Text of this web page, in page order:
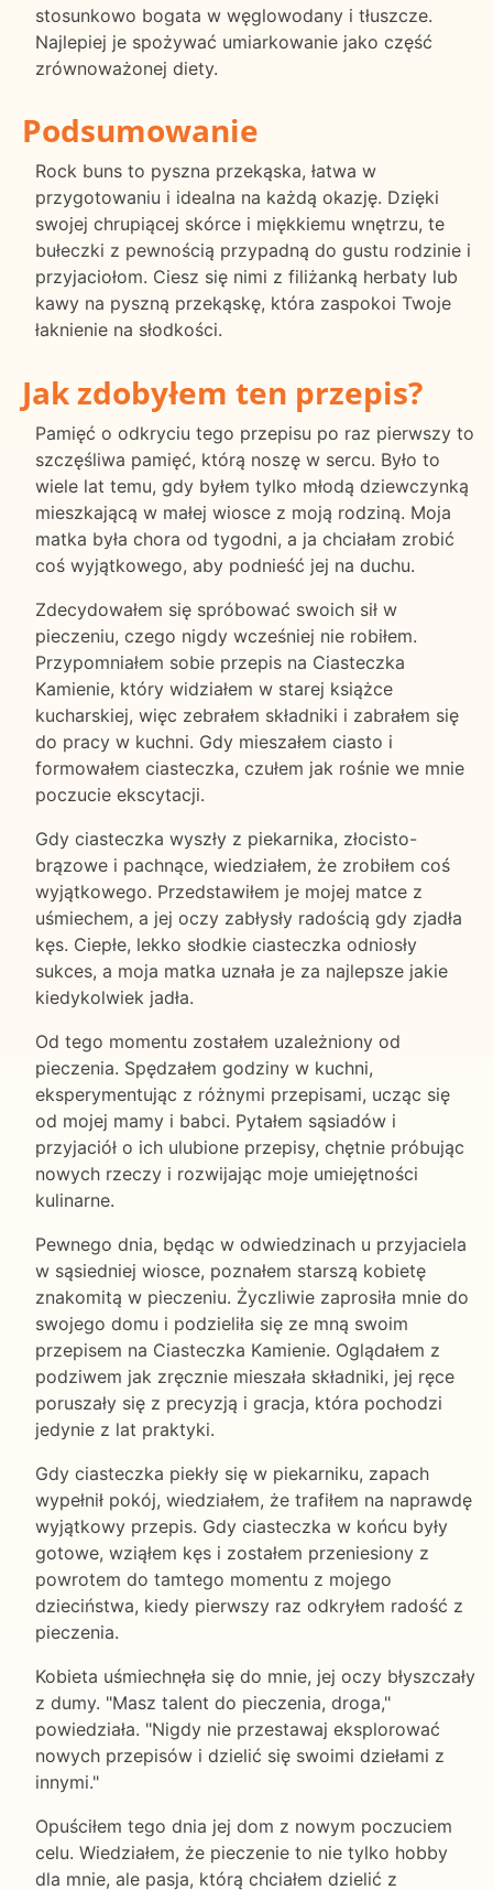
stosunkowo bogata w węglowodany i tłuszcze.
Najlepiej je spożywać umiarkowanie jako część
zrównoważonej diety.
Podsumowanie
Rock buns to pyszna przekąska, łatwa w
przygotowaniu i idealna na każdą okazję. Dzięki
swojej chrupiącej skórce i miękkiemu wnętrzu, te
bułeczki z pewnością przypadną do gustu rodzinie i
przyjaciołom. Ciesz się nimi z filiżanką herbaty lub
kawy na pyszną przekąskę, która zaspokoi Twoje
łaknienie na słodkości.
Jak zdobyłem ten przepis?
Pamięć o odkryciu tego przepisu po raz pierwszy to
szczęśliwa pamięć, którą noszę w sercu. Było to
wiele lat temu, gdy byłem tylko młodą dziewczynką
mieszkającą w małej wiosce z moją rodziną. Moja
matka była chora od tygodni, a ja chciałam zrobić
coś wyjątkowego, aby podnieść jej na duchu.
Zdecydowałem się spróbować swoich sił w
pieczeniu, czego nigdy wcześniej nie robiłem.
Przypomniałem sobie przepis na Ciasteczka
Kamienie, który widziałem w starej książce
kucharskiej, więc zebrałem składniki i zabrałem się
do pracy w kuchni. Gdy mieszałem ciasto i
formowałem ciasteczka, czułem jak rośnie we mnie
poczucie ekscytacji.
Gdy ciasteczka wyszły z piekarnika, złocisto-
brązowe i pachnące, wiedziałem, że zrobiłem coś
wyjątkowego. Przedstawiłem je mojej matce z
uśmiechem, a jej oczy zabłysły radością gdy zjadła
kęs. Ciepłe, lekko słodkie ciasteczka odniosły
sukces, a moja matka uznała je za najlepsze jakie
kiedykolwiek jadła.
Od tego momentu zostałem uzależniony od
pieczenia. Spędzałem godziny w kuchni,
eksperymentując z różnymi przepisami, ucząc się
od mojej mamy i babci. Pytałem sąsiadów i
przyjaciół o ich ulubione przepisy, chętnie próbując
nowych rzeczy i rozwijając moje umiejętności
kulinarne.
Pewnego dnia, będąc w odwiedzinach u przyjaciela
w sąsiedniej wiosce, poznałem starszą kobietę
znakomitą w pieczeniu. Życzliwie zaprosiła mnie do
swojego domu i podzieliła się ze mną swoim
przepisem na Ciasteczka Kamienie. Oglądałem z
podziwem jak zręcznie mieszała składniki, jej ręce
poruszały się z precyzją i gracja, która pochodzi
jedynie z lat praktyki.
Gdy ciasteczka piekły się w piekarniku, zapach
wypełnił pokój, wiedziałem, że trafiłem na naprawdę
wyjątkowy przepis. Gdy ciasteczka w końcu były
gotowe, wziąłem kęs i zostałem przeniesiony z
powrotem do tamtego momentu z mojego
dzieciństwa, kiedy pierwszy raz odkryłem radość z
pieczenia.
Kobieta uśmiechnęła się do mnie, jej oczy błyszczały
z dumy. "Masz talent do pieczenia, droga,"
powiedziała. "Nigdy nie przestawaj eksplorować
nowych przepisów i dzielić się swoimi dziełami z
innymi."
Opuściłem tego dnia jej dom z nowym poczuciem
celu. Wiedziałem, że pieczenie to nie tylko hobby
dla mnie, ale pasja, którą chciałem dzielić z